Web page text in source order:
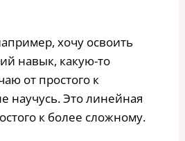
хочу освоить
навык, какую-то
от простого к
научусь. Это линейная
к более сложному.